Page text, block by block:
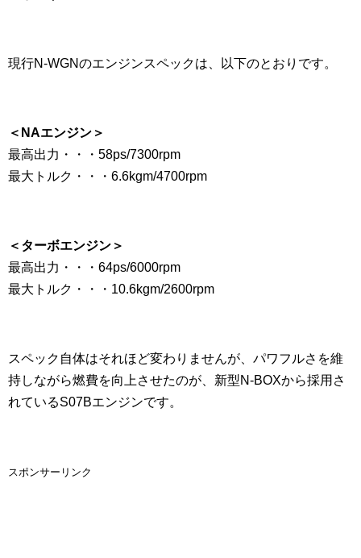
現行N-WGNのエンジンスペックは、以下のとおりです。
＜NAエンジン＞
最高出力・・・58ps/7300rpm
最大トルク・・・6.6kgm/4700rpm
＜ターボエンジン＞
最高出力・・・64ps/6000rpm
最大トルク・・・10.6kgm/2600rpm
スペック自体はそれほど変わりませんが、パワフルさを維
持しながら燃費を向上させたのが、新型N-BOXから採用さ
れているS07Bエンジンです。
スポンサーリンク